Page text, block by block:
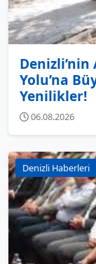
Denizli’nin
Yolu’na
Yenilikler!
06.08.2026
Denizli Haberleri